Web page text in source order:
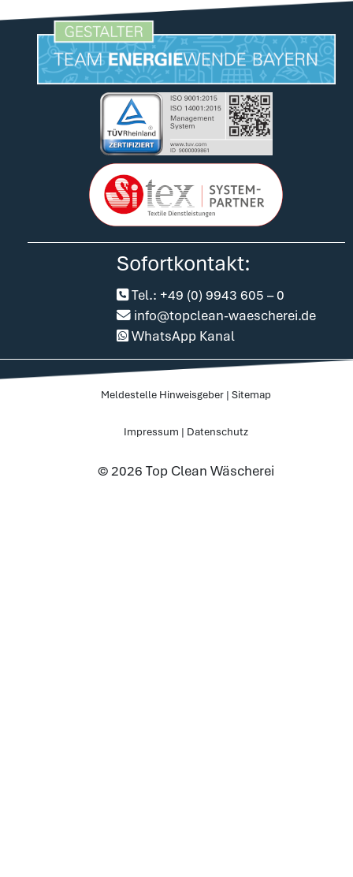
Sofortkontakt:
Tel.: +49 (0) 9943 605 – 0
info@topclean-waescherei.de
WhatsApp Kanal
© 2026 Top Clean Wäscherei
Meldestelle Hinweisgeber |Sitemap
Impressum | Datenschutz